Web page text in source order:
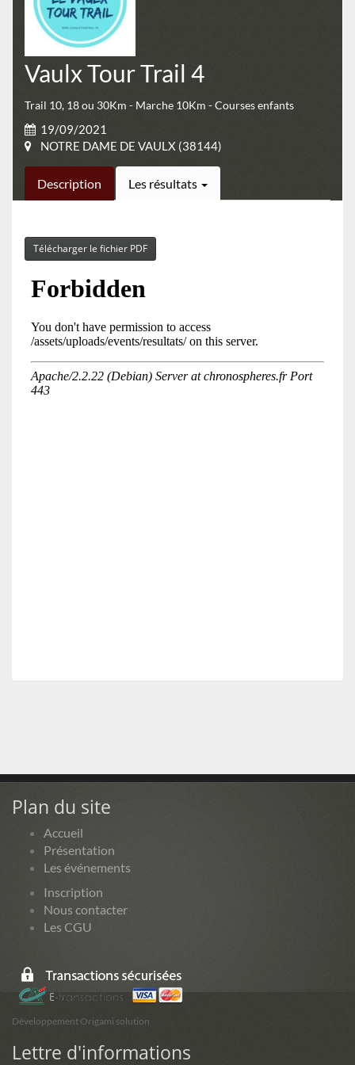
Vaulx Tour Trail 4
Trail 10, 18 ou 30Km - Marche 10Km - Courses enfants
19/09/2021
NOTRE DAME DE VAULX (38144)
Description Les résultats
Télécharger le fichier PDF
Plan du site
Accueil
Présentation
Les événements
Inscription
Nous contacter
Les CGU
Développement Origami solution
Lettre d'informations